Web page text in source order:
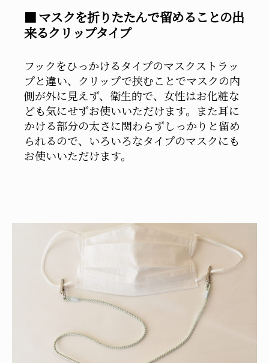
■ マスクを折りたたんで留めることの出
来るクリップタイプ
フックをひっかけるタイプのマスクストラッ
プと違い、クリップで挟むことでマスクの内
側が外に見えず、衛生的で、女性はお化粧な
ども気にせずお使いいただけます。また耳に
かける部分の太さに関わらずしっかりと留め
られるので、いろいろなタイプのマスクにも
お使いいただけます。